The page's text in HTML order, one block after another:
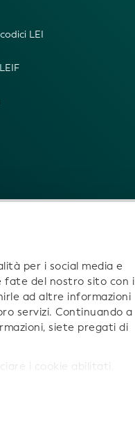
per i social media e
fate del nostro sito con i
ad altre informazioni
servizi. Continuando a
siete pregati di
i cookie abilitati.
LEI